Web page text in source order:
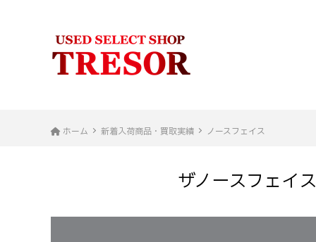
ホーム 新着入荷商品・買取実績 ノースフェイス
ザノースフェイ